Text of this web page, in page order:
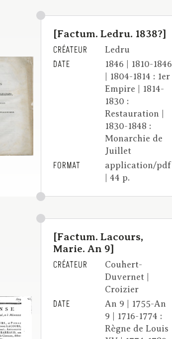
[Factum. Ledru. 1838?]
CRÉATEUR Ledru
DATE
1846 | 1810-1846
| 1804-1814 : 1er
Empire | 1814-
1830 :
Restauration |
1830-1848 :
Monarchie de
Juillet
FORMAT
application/pdf
| 44 p.
[Factum. Lacours,
Marie. An 9]
CRÉATEUR
Couhert-
Duvernet |
Croizier
DATE
An 9 | 1755-An
9 | 1716-1774 :
Règne de Louis